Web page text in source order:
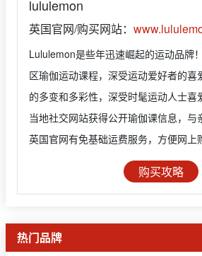
lululemon
英国官网/购买网站：
Lululemon是些年迅速崛起的运动品牌
区瑜伽运动课程，深受运动爱好者的喜
的多变和多彩性，深受时髦运动人士喜
当地社交网站获得公开瑜伽课信息，与
英国官网有免基础运费服务，方便网上
购买攻略
热门品牌